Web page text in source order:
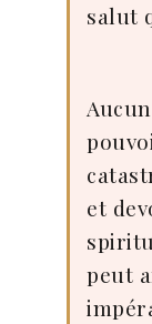
salut
et
peut